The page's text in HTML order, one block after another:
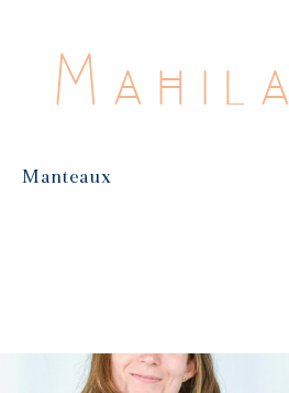
Mahila
Manteaux